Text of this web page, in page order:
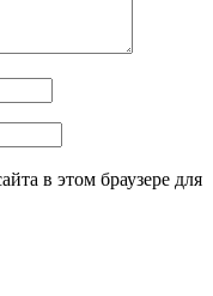
в этом браузере для